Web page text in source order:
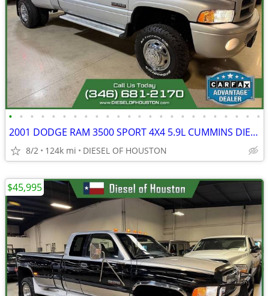
• • • • • • • • • • • • • • • • • • • • • • • •
2001 DODGE RAM 3500 SPORT 4X4 5.9L CUMMINS DIESEL AUTO
8/2 124k mi DIESEL OF HOUSTON
$45,995